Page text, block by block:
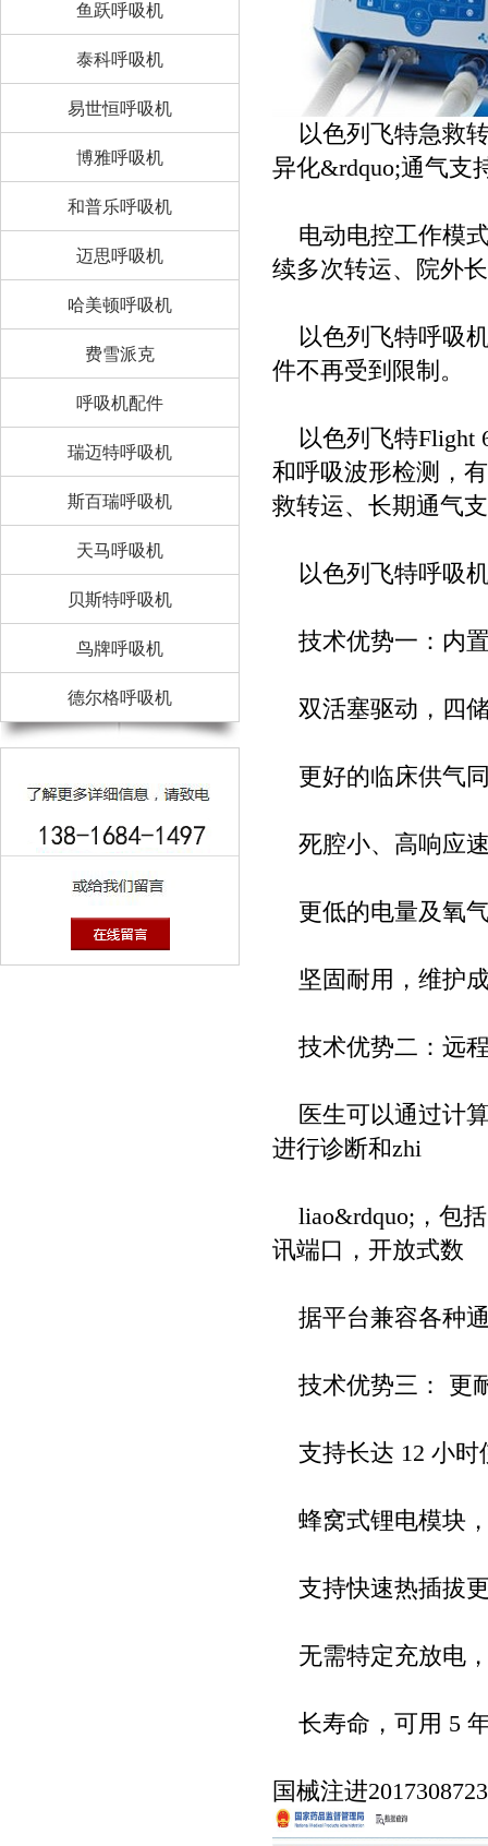
鱼跃呼吸机
泰科呼吸机
易世恒呼吸机
博雅呼吸机
和普乐呼吸机
迈思呼吸机
哈美顿呼吸机
费雪派克
呼吸机配件
瑞迈特呼吸机
斯百瑞呼吸机
天马呼吸机
贝斯特呼吸机
鸟牌呼吸机
德尔格呼吸机
以色列飞特急救
异化&rdquo;通气支
电动电控工作模
续多次转运、院外
以色列飞特呼吸
件不再受到限制。
以色列飞特Flight
和呼吸波形检测，
救转运、长期通气
以色列飞特呼吸
技术优势一：内
双活塞驱动，四
更好的临床供气
死腔小、高响应
更低的电量及氧
坚固耐用，维护
技术优势二：远
医生可以通过计
进行诊断和zhi
liao&rdquo;，包
讯端口，开放式数
据平台兼容各种
技术优势三： 更
支持长达 12 小时
蜂窝式锂电模块
支持快速热插拔
无需特定充放电
长寿命，可用 5
国械注进